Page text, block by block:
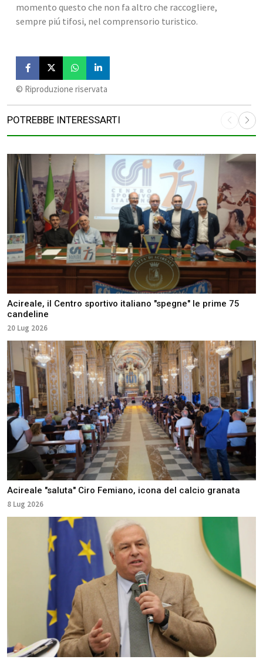
momento questo che non fa altro che raccogliere,
sempre piú tifosi, nel comprensorio turistico.
©️ Riproduzione riservata
POTREBBE INTERESSARTI
Acireale, il Centro sportivo italiano "spegne" le prime 75
candeline
20 Lug 2026
Acireale "saluta" Ciro Femiano, icona del calcio granata
8 Lug 2026